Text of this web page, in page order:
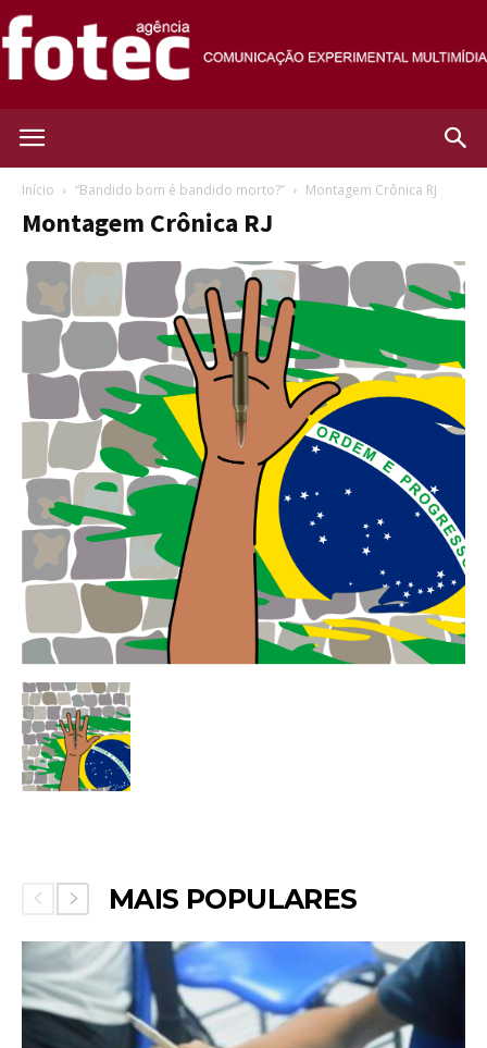
Início “Bandido bom é bandido morto?” Montagem Crônica RJ
Montagem Crônica RJ
MAIS POPULARES